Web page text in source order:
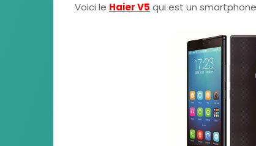
Voici le Haier V5 qui est un